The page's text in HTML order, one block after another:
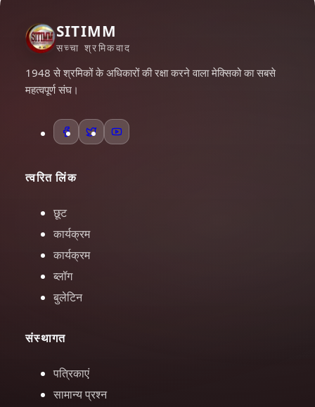
SITIMM
सच्चा श्रमिकवाद
1948 से श्रमिकों के अधिकारों की रक्षा करने वाला मेक्सिको का सबसे
महत्वपूर्ण संघ।
त्वरित लिंक
छूट
कार्यक्रम
कार्यक्रम
ब्लॉग
बुलेटिन
संस्थागत
पत्रिकाएं
सामान्य प्रश्न